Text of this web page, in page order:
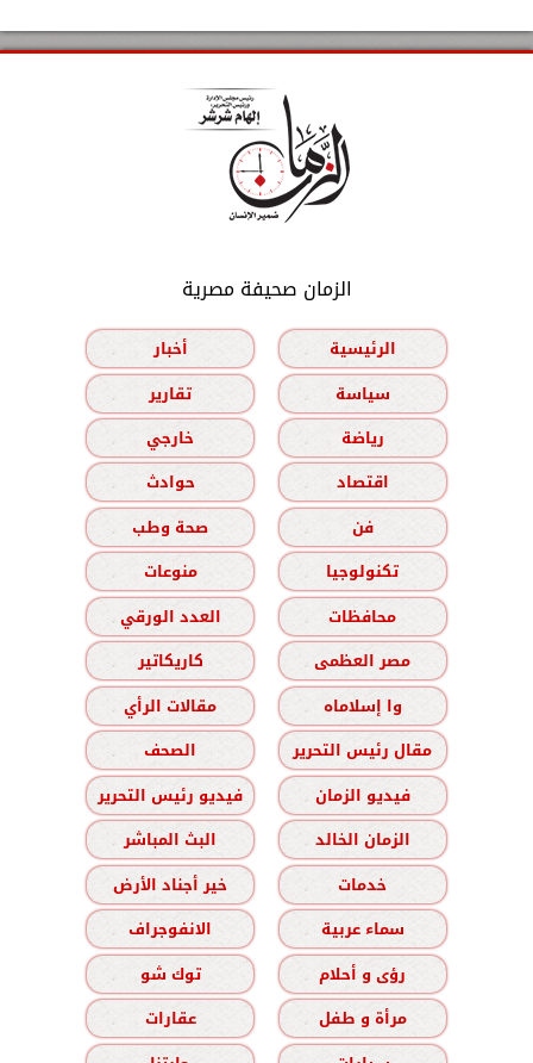
الزمان صحيفة مصرية
الرئيسية
أخبار
سياسة
تقارير
رياضة
خارجي
اقتصاد
حوادث
فن
صحة وطب
تكنولوجيا
منوعات
محافظات
العدد الورقي
مصر العظمى
كاريكاتير
وا إسلاماه
مقالات الرأي
مقال رئيس التحرير
الصحف
فيديو الزمان
فيديو رئيس التحرير
الزمان الخالد
البث المباشر
خدمات
خير أجناد الأرض
سماء عربية
الانفوجراف
رؤى و أحلام
توك شو
مرأة و طفل
عقارات